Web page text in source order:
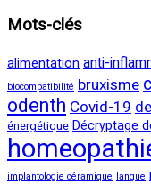
Mots-clés
alimentation anti-
biocompatibilité bruxisme
odenth Covid-19
énergétique Décryptage
implantologie céramique langue